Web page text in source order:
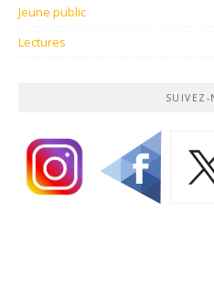
Jeune public
Lectures
SUIVEZ-